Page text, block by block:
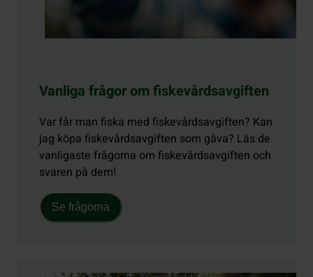
Vanliga frågor om fiskevårdsavgiften
Var får man fiska med fiskevårdsavgiften? Kan
jag köpa fiskevårdsavgiften som gåva? Läs de
vanligaste frågorna om fiskevårdsavgiften och
svaren på dem!
Se frågorna